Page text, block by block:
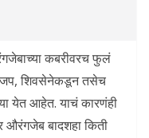
कबरीवरच फुलं
शिवसेनेकडून तसेच
येत आहेत. याचं कारणंही
औरंगजेब बादशहा किती